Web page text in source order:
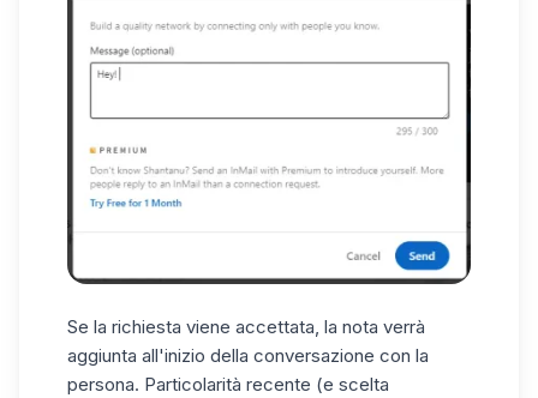
Se la richiesta viene accettata, la nota verrà
aggiunta all'inizio della conversazione con la
persona. Particolarità recente (e scelta